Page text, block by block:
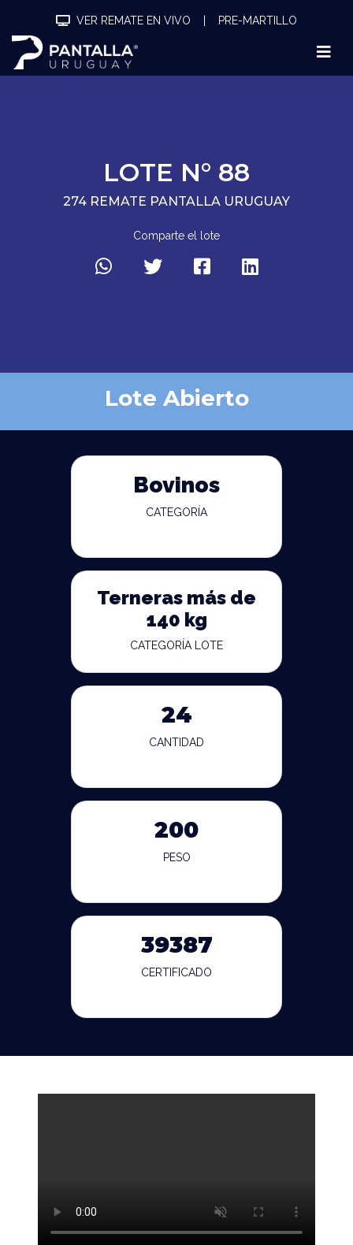
VER REMATE EN VIVO PRE-MARTILLO
LOTE N° 88
274 REMATE PANTALLA URUGUAY
Comparte el lote
Lote Abierto
Bovinos
CATEGORÍA
Terneras más de
140 kg
CATEGORÍA LOTE
24
CANTIDAD
200
PESO
39387
CERTIFICADO